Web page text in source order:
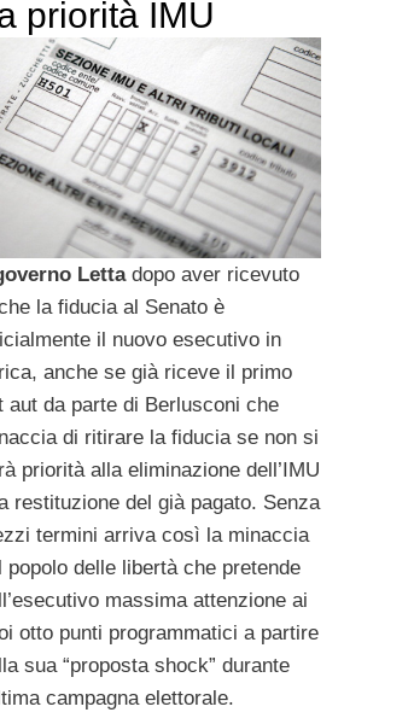
priorità IMU
Lettadopo aver ricevuto
la fiducia al Senato è
il nuovo esecutivo in
anche se già riceve il primo
aut da parte di Berlusconi che
di ritirare la fiducia se non si
priorità alla eliminazione dell’IMU
restituzione del già pagato. Senza
termini arriva così la minaccia
popolo delle libertà che pretende
massima attenzione ai
otto punti programmatici a partire
sua “proposta shock” durante
campagna elettorale.